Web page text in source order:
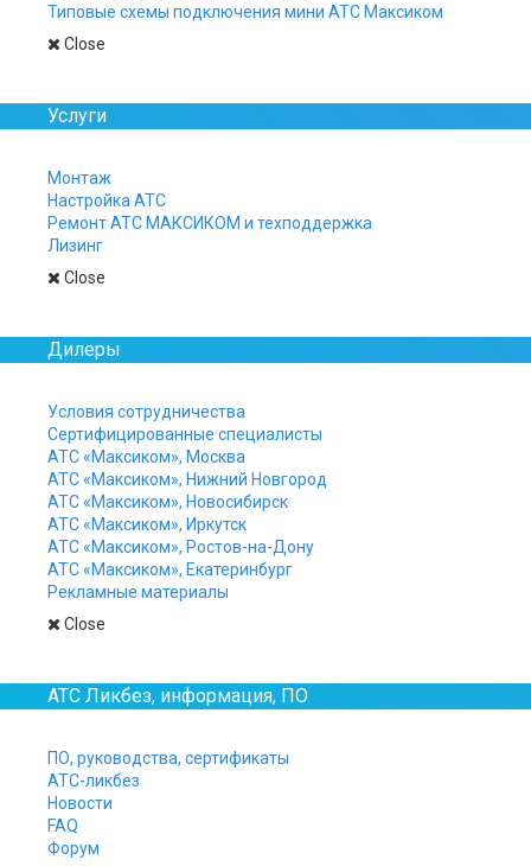
Типовые схемы подключения мини АТС Максиком
Close
Услуги
Монтаж
Настройка АТС
Ремонт АТС МАКСИКОМ и техподдержка
Лизинг
Close
Дилеры
Условия сотрудничества
Сертифицированные специалисты
АТС «Максиком», Москва
АТС «Максиком», Нижний Новгород
АТС «Максиком», Новосибирск
АТС «Максиком», Иркутск
АТС «Максиком», Ростов-на-Дону
АТС «Максиком», Екатеринбург
Рекламные материалы
Close
АТС Ликбез, информация, ПО
ПО, руководства, сертификаты
АТС-ликбез
Новости
FAQ
Форум
АТС «Мвксиком» разрабатываются
В Иркутске — с 2000 г.
Обеспечивают потребности в
Сочетают несколько видов связи
Обеспечивают широкий спектр
производителей.
Разрабатываются специально для
организаций.
УПАТС